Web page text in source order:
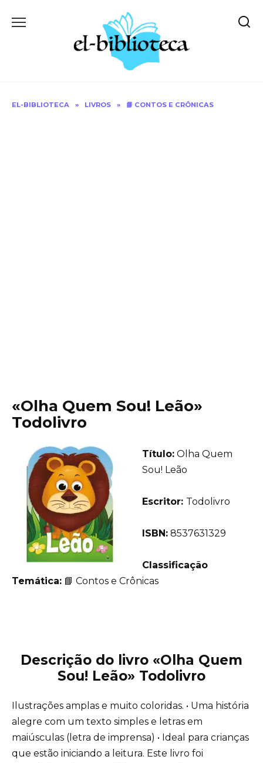
EL-BIBLIOTECA » LIVROS » 📘 CONTOS E CRÔNICAS
«Olha Quem Sou! Leão»
Todolivro
Título: Olha Quem
Sou! Leão
Еscritor: Todolivro
ISBN: 8537631329
Classificação
Temática: 📘 Contos e Crônicas
Descrição do livro «Olha Quem
Sou! Leão» Todolivro
Ilustrações amplas e muito coloridas. • Uma história
alegre com um texto simples e letras em
maiúsculas (letra de imprensa) • Ideal para crianças
que estão iniciando a leitura. Este livro foi